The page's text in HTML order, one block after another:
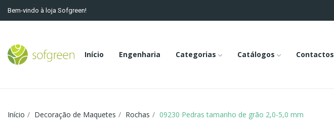
Bem-vindo à loja Sofgreen!
Início Engenharia Categorias Catálogos Contactos
Início Decoração de Maquetes Rochas 09230 Pedras tamanho de grão 2,0-5,0 mm